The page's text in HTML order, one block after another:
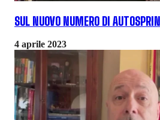
SUL NUOVO NUMERO DI
4 aprile 2023